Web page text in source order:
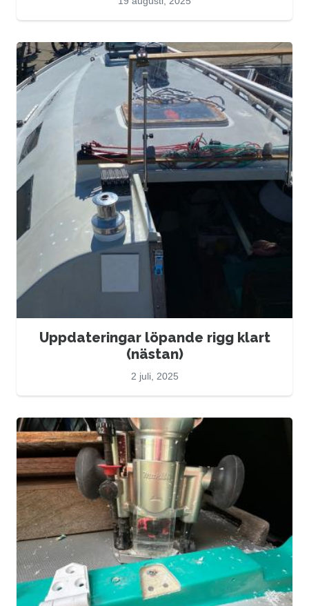
Uppdateringar löpande rigg klart
(nästan)
2 juli, 2025